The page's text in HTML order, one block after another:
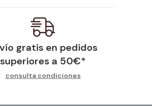
gratis en pedidos
superiores a 50€*
consulta condiciones